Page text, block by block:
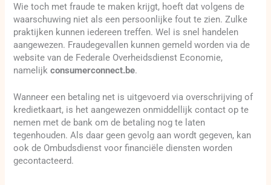
Wie toch met fraude te maken krijgt, hoeft dat volgens de
waarschuwing niet als een persoonlijke fout te zien. Zulke
praktijken kunnen iedereen treffen. Wel is snel handelen
aangewezen. Fraudegevallen kunnen gemeld worden via de
website van de Federale Overheidsdienst Economie,
namelijkconsumerconnect.be.
Wanneer een betaling net is uitgevoerd via overschrijving of
kredietkaart, is het aangewezen onmiddellijk contact op te
nemen met de bank om de betaling nog te laten
tegenhouden. Als daar geen gevolg aan wordt gegeven, kan
ook de Ombudsdienst voor financiële diensten worden
gecontacteerd.